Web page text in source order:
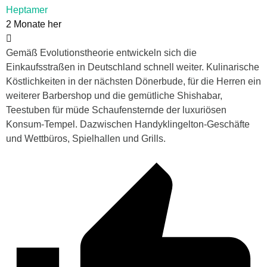
Heptamer
2 Monate her
Gemäß Evolutionstheorie entwickeln sich die
Einkaufsstraßen in Deutschland schnell weiter. Kulinarische
Köstlichkeiten in der nächsten Dönerbude, für die Herren ein
weiterer Barbershop und die gemütliche Shishabar,
Teestuben für müde Schaufensternde der luxuriösen
Konsum-Tempel. Dazwischen Handyklingelton-Geschäfte
und Wettbüros, Spielhallen und Grills.